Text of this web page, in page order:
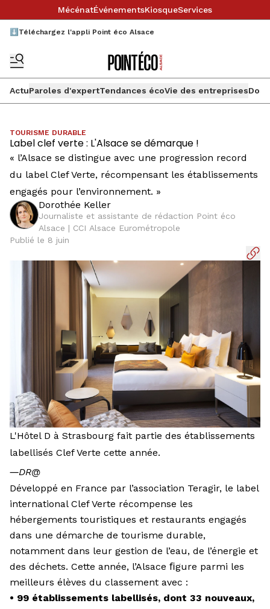
MécénatÉvénementsKiosqueServices
⬇️Téléchargez l'appli Point éco Alsace
ActuParoles d'expertTendances écoVie des entreprises
TOURISME DURABLE
Label clef verte : L'Alsace se démarque !
« l’Alsace se distingue avec une progression record
du label Clef Verte, récompensant les établissements
engagés pour l’environnement. »
Dorothée Keller
Journaliste et assistante de rédaction Point éco
Alsace | CCI Alsace Eurométropole
Publié le 8 juin
L'Hôtel D à Strasbourg fait partie des établissements
labellisés Clef Verte cette année.
―DR@
Développé en France par l’association Teragir, le label
international Clef Verte récompense les
hébergements touristiques et restaurants engagés
dans une démarche de tourisme durable,
notamment dans leur gestion de l’eau, de l’énergie et
des déchets. Cette année, l’Alsace ﬁgure parmi les
meilleurs élèves du classement avec :
• 99 établissements labellisés, dont 33 nouveaux,